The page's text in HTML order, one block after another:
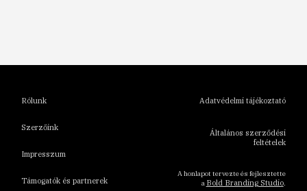
Rólunk
Szerzőink
Impresszum
Támogatók és partnerek
Adatvédelmi tájékoztató
Általános szerződési
feltételek
A honlapot tervezte és fejlesztette
a Bold Branding Studio.